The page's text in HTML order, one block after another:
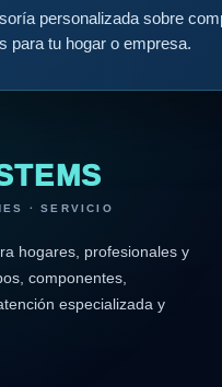
personalizada sobre
para tu hogar o empresa.
· SERVICIO
hogares, profesionales y
componentes,
especializada y